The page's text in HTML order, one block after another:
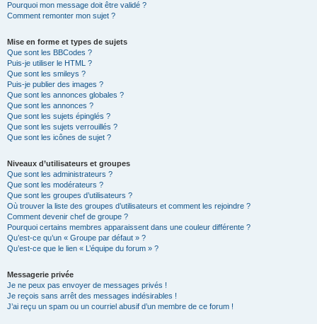
Pourquoi mon message doit être validé ?
Comment remonter mon sujet ?
Mise en forme et types de sujets
Que sont les BBCodes ?
Puis-je utiliser le HTML ?
Que sont les smileys ?
Puis-je publier des images ?
Que sont les annonces globales ?
Que sont les annonces ?
Que sont les sujets épinglés ?
Que sont les sujets verrouillés ?
Que sont les icônes de sujet ?
Niveaux d’utilisateurs et groupes
Que sont les administrateurs ?
Que sont les modérateurs ?
Que sont les groupes d’utilisateurs ?
Où trouver la liste des groupes d’utilisateurs et comment les rejoindre ?
Comment devenir chef de groupe ?
Pourquoi certains membres apparaissent dans une couleur différente ?
Qu’est-ce qu’un « Groupe par défaut » ?
Qu’est-ce que le lien « L’équipe du forum » ?
Messagerie privée
Je ne peux pas envoyer de messages privés !
Je reçois sans arrêt des messages indésirables !
J’ai reçu un spam ou un courriel abusif d’un membre de ce forum !